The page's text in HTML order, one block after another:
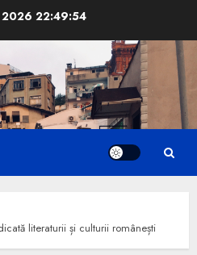
2026 22:49:55
literaturii și culturii românești